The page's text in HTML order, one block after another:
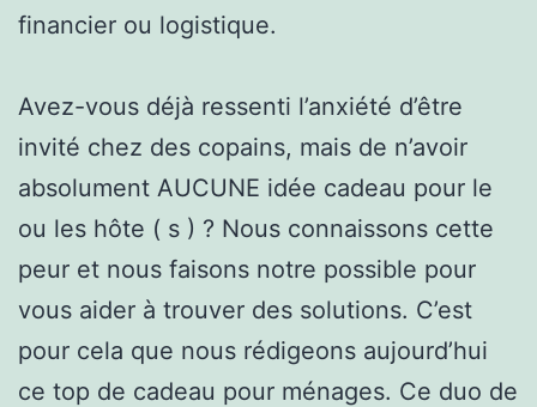
financier ou logistique.
Avez-vous déjà ressenti l’anxiété d’être
invité chez des copains, mais de n’avoir
absolument AUCUNE idée cadeau pour le
ou les hôte ( s ) ? Nous connaissons cette
peur et nous faisons notre possible pour
vous aider à trouver des solutions. C’est
pour cela que nous rédigeons aujourd’hui
ce top de cadeau pour ménages. Ce duo de